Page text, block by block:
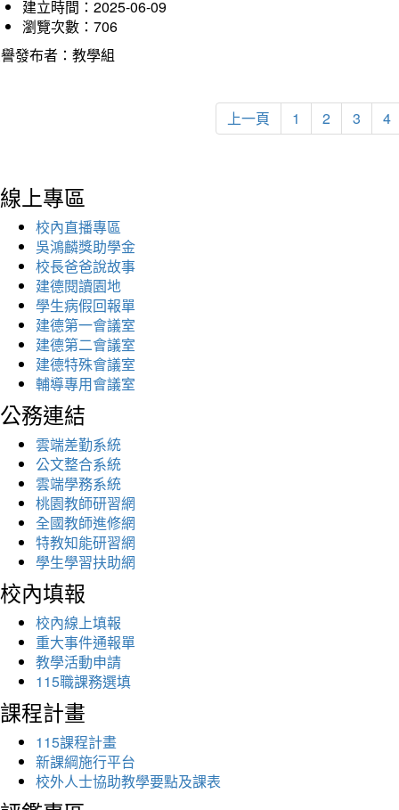
建立時間：2025-06-09
瀏覽次數：706
發布者：教學組
上一頁 1 2 3 4
線上專區
校內直播專區
吳鴻麟獎助學金
校長爸爸說故事
建德閱讀園地
學生病假回報單
建德第一會議室
建德第二會議室
建德特殊會議室
輔導專用會議室
公務連結
雲端差勤系統
公文整合系統
雲端學務系統
桃園教師研習網
全國教師進修網
特教知能研習網
學生學習扶助網
校內填報
校內線上填報
重大事件通報單
教學活動申請
115職課務選填
課程計畫
115課程計畫
新課綱施行平台
校外人士協助教學要點及課表